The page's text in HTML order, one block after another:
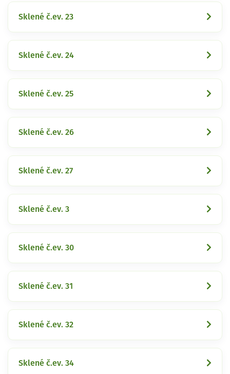
Sklené č.ev. 23
Sklené č.ev. 24
Sklené č.ev. 25
Sklené č.ev. 26
Sklené č.ev. 27
Sklené č.ev. 3
Sklené č.ev. 30
Sklené č.ev. 31
Sklené č.ev. 32
Sklené č.ev. 34